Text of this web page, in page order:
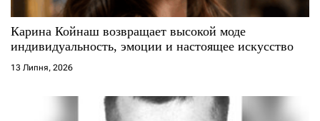
с
і
в
Карина Койнаш возвращает высокой моде
индивидуальность, эмоции и настоящее искусство
13 Липня, 2026